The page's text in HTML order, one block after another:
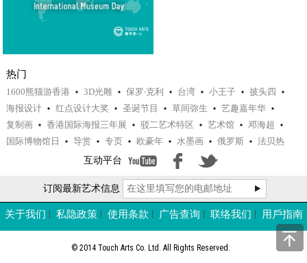
热门
1600熊猫游香港 3D光雕 保罗‧克利 台湾 小王子
披头四
海报设计
红点设计大奖 圣诞节目 草间弥生
艺趣嘉年华
复制画
香港国际海报三年展 驳二艺术特区 艺术馆
邓海超
国际博物馆日
导赏 专页 欧豪年 水墨画 俄罗斯
法贝热
互动平台
订阅最新艺术信息
关于我们 私隐政策 使用条款 广告查询 联络我们 用戶指南
© 2014 Touch Arts Co. Ltd. All Rights Reserved.